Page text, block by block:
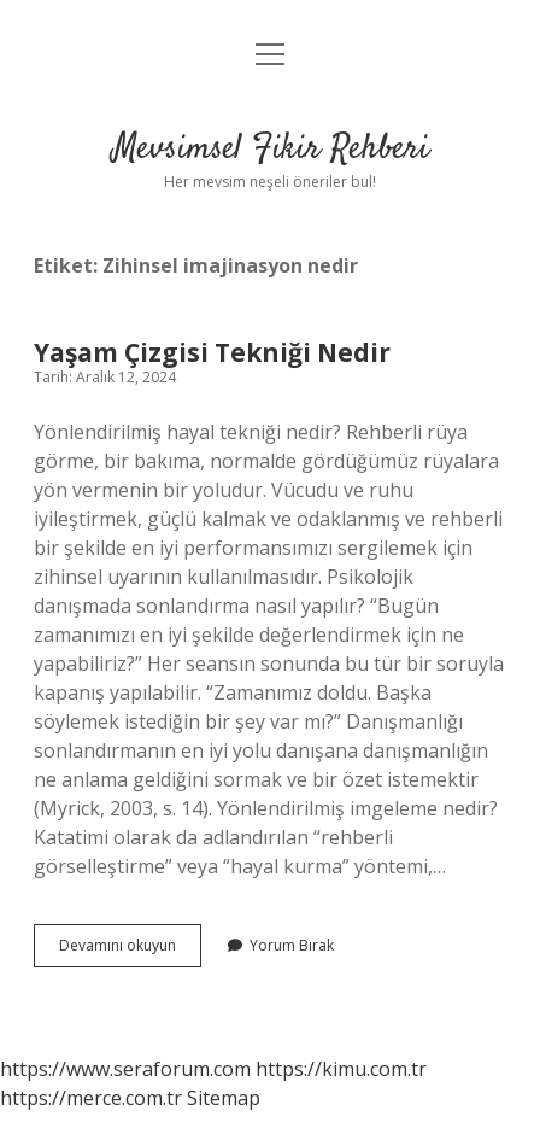
Anasayfa
Yasal Uyarı
menüyü
Mevsimsel Fikir Rehberi
Her mevsim neşeli öneriler bul!
Etiket: Zihinsel imajinasyon nedir
Yaşam Çizgisi Tekniği Nedir
Tarih: Aralık 12, 2024
Yönlendirilmiş hayal tekniği nedir? Rehberli rüya
görme, bir bakıma, normalde gördüğümüz rüyalara
yön vermenin bir yoludur. Vücudu ve ruhu
iyileştirmek, güçlü kalmak ve odaklanmış ve rehberli
bir şekilde en iyi performansımızı sergilemek için
zihinsel uyarının kullanılmasıdır. Psikolojik
danışmada sonlandırma nasıl yapılır? “Bugün
zamanımızı en iyi şekilde değerlendirmek için ne
yapabiliriz?” Her seansın sonunda bu tür bir soruyla
kapanış yapılabilir. “Zamanımız doldu. Başka
söylemek istediğin bir şey var mı?” Danışmanlığı
sonlandırmanın en iyi yolu danışana danışmanlığın
ne anlama geldiğini sormak ve bir özet istemektir
(Myrick, 2003, s. 14). Yönlendirilmiş imgeleme nedir?
Katatimi olarak da adlandırılan “rehberli
görselleştirme” veya “hayal kurma” yöntemi,…
Devamını okuyun
Çizgisi
Yorum Bırak
https://www.seraforum.com https://kimu.com.tr
https://merce.com.trSitemap